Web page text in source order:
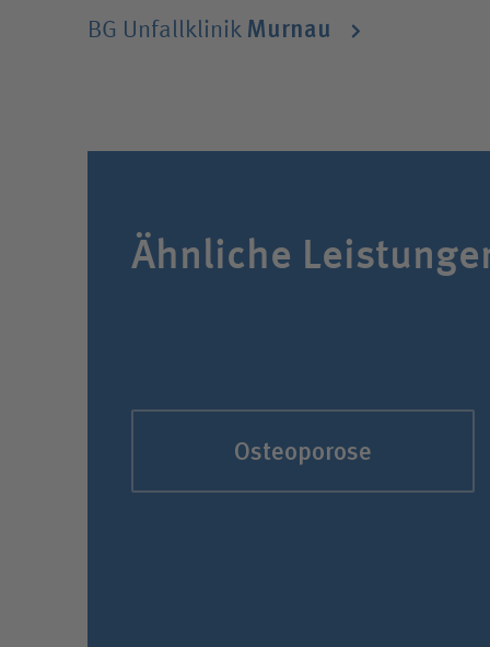
BG Unfallklinik Murnau
Ähnliche
Osteoporose